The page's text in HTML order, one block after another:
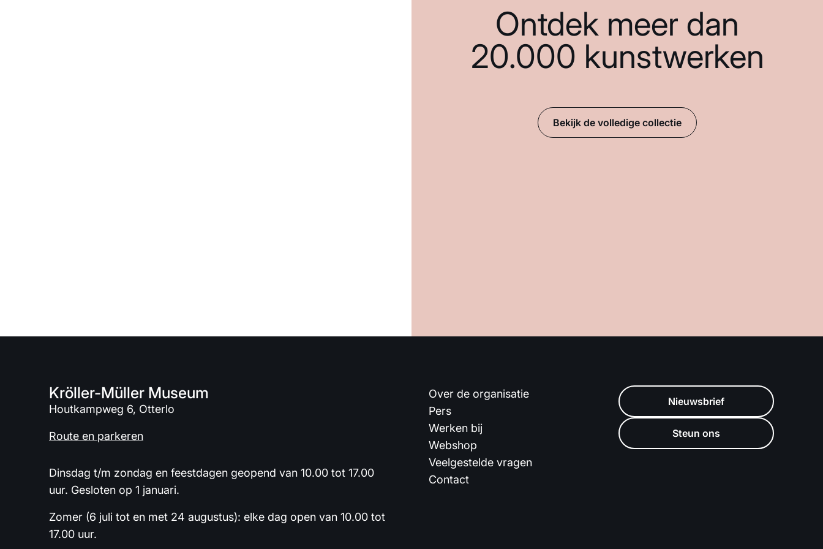
Ontdek meer dan
20.000 kunstwerken
Bekijk de volledige collectie
Kröller-Müller Museum
Houtkampweg 6, Otterlo
Route en parkeren
Dinsdag t/m zondag en feestdagen geopend van 10.00 tot 17.00
uur. Gesloten op 1 januari.
Zomer (6 juli tot en met 24 augustus): elke dag open van 10.00 tot
17.00 uur.
Over de organisatie
Pers
Werken bij
Webshop
Veelgestelde vragen
Contact
Nieuwsbrief
Steun ons